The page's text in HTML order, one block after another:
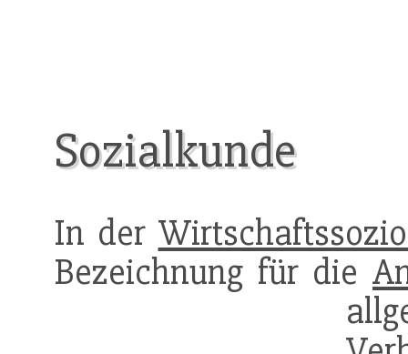
Sozialkunde
In der
Bezeichnung für die